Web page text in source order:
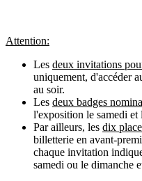
Attention:
Les deux invitations
uniquement, d'accéder
au soir.
Les deux badges
l'exposition le samedi et
Par ailleurs, les dix
billetterie en avant-
chaque invitation
samedi ou le dimanche